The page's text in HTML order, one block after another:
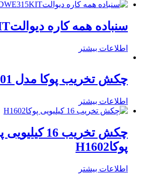
سنباده همه کاره دیوالتDWE315KIT
اطلاعات بیشتر
چکش تخریب پوکا مدل H1601
اطلاعات بیشتر
پوکاH1602
اطلاعات بیشتر